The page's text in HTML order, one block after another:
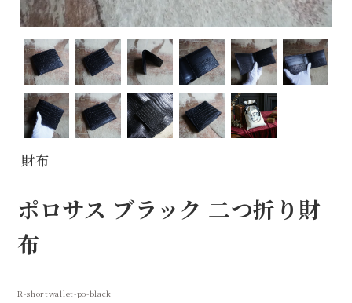
財布
ポロサス ブラック 二つ折り財
布
R-shortwallet-po-black